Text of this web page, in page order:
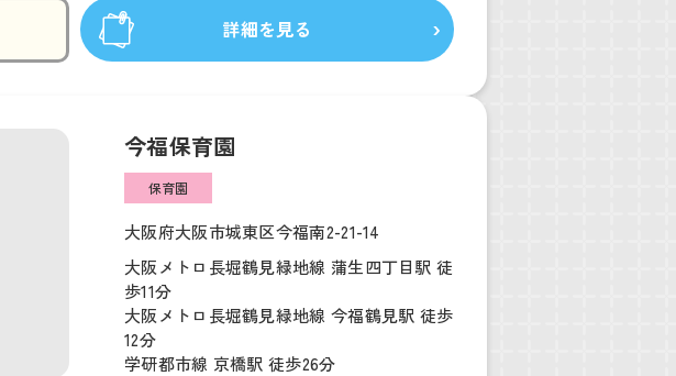
詳細を見る
今福保育園
保育園
大阪府大阪市城東区今福南2-21-14
大阪メトロ長堀鶴見緑地線 蒲生四丁目駅 徒
歩11分
大阪メトロ長堀鶴見緑地線 今福鶴見駅 徒歩
12分
学研都市線 京橋駅 徒歩26分